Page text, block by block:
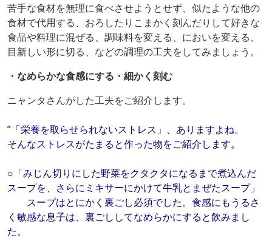
苦手な食材を無理に食べさせようとせず、似たような他の
食材で代用する、おろしたりこまかく刻んだりして好きな
食品や料理に混ぜる、調味料を変える、においを変える、
目新しい形に切る、などの調理の工夫をしてみましょう。
・なめらかな食感にする・細かく刻む
ニャンタさんがした工夫をご紹介します。
”「栄養を取らせられないストレス」、ありますよね。
そんなストレスがたまると作った物をご紹介します。
○「みじん切りにした野菜をクタクタになるまで煮込んだ
スープを、さらにミキサーにかけて牛乳とまぜたスープ」
スープはとにかく裏ごし必須でした。食感にもうるさ
く敏感な息子は、裏ごししてなめらかにすると飲みまし
た。